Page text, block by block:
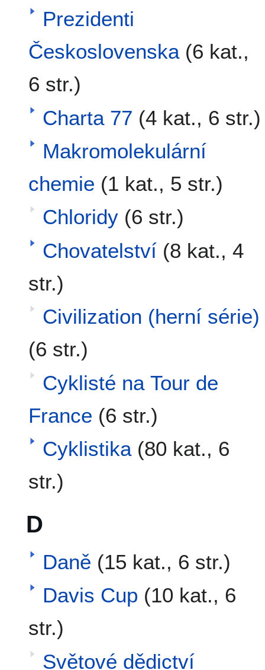
Prezidenti
Československa (6 kat.,
6 str.)
Charta 77 (4 kat., 6 str.)
Makromolekulární
chemie (1 kat., 5 str.)
Chloridy (6 str.)
Chovatelství (8 kat., 4
str.)
Civilization (herní série)
(6 str.)
Cyklisté na Tour de
France (6 str.)
Cyklistika (80 kat., 6
str.)
D
Daně (15 kat., 6 str.)
Davis Cup (10 kat., 6
str.)
Světové dědictví